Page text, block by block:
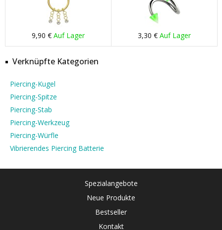
9,90 € Auf Lager 3,30 € Auf Lager
Verknüpfte Kategorien
Piercing-Kugel
Piercing-Spitze
Piercing-Stab
Piercing-Werkzeug
Piercing-Würfle
Vibrierendes Piercing Batterie
Spezialangebote
Neue Produkte
Bestseller
Kontakt